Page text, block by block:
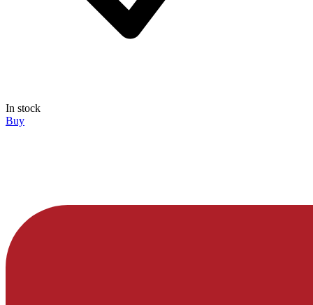
In stock
Buy